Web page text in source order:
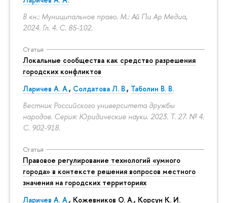
В кн.: Муниципальное право. М.: Ай Пи Ар Медиа,
2024. Гл. 4. С. 85-102.
Статья
Локальные сообщества как средство разрешения
городских конфликтов
Ларичев А. А., Солдатова Л. В., Таболин В. В.
Вестник Российского университета дружбы
народов. Серия: Юридические науки. 2023. Т. 27. № 4.
С. 902-918.
Статья
Правовое регулирование технологий «умного
города» в контексте решения вопросов местного
значения на городских территориях
Ларичев А. А., Кожевников О. А., Корсун К. И.